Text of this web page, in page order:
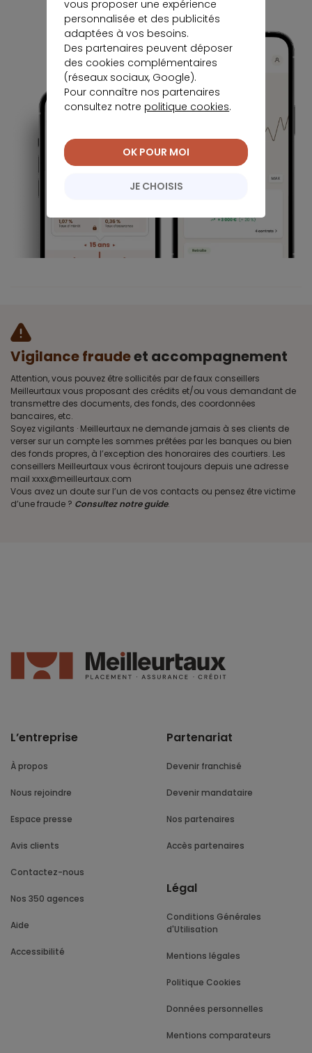
Vigilance fraudeet accompagnement
Attention, vous pouvez être sollicités par de faux conseillers
Meilleurtaux vous proposant des crédits et/ou vous demandant de
transmettre des documents, des fonds, des coordonnées
bancaires, etc.
Soyez vigilants · Meilleurtaux ne demande jamais à ses clients de
verser sur un compte les sommes prêtées par les banques ou bien
des fonds propres, à l’exception des honoraires des courtiers. Les
conseillers Meilleurtaux vous écriront toujours depuis une adresse
mail xxxx@meilleurtaux.com
Vous avez un doute sur l’un de vos contacts ou pensez être victime
d’une fraude ? Consultez notre guide.
L’entreprise
À propos
Nous rejoindre
Espace presse
Avis clients
Contactez-nous
Nos 350 agences
Aide
Accessibilité
Partenariat
Devenir franchisé
Devenir mandataire
Nos partenaires
Accès partenaires
Légal
Conditions Générales
d'Utilisation
Mentions légales
Politique Cookies
Données personnelles
Mentions comparateurs
vous proposer une expérience
personnalisée et des publicités
adaptées à vos besoins.
Des partenaires peuvent déposer
des cookies complémentaires
(réseaux sociaux, Google).
Pour connaître nos partenaires
consultez notre politique cookies.
JE CHOISIS
OK POUR MOI